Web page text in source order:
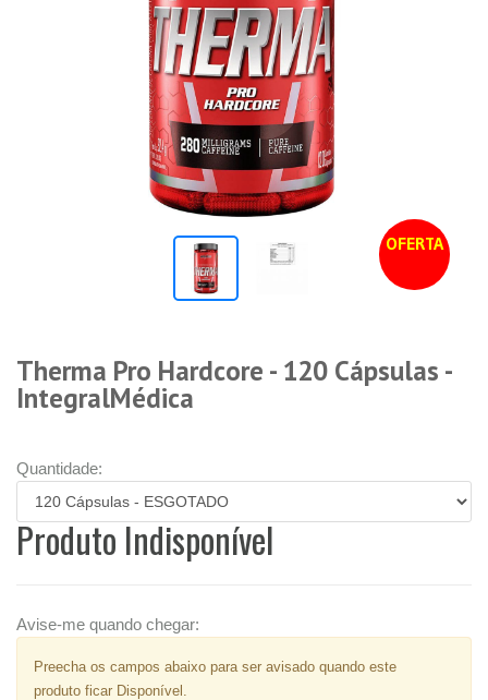
OFERTA
Therma Pro Hardcore - 120 Cápsulas -
IntegralMédica
Quantidade:
Produto Indisponível
Avise-me quando chegar:
Preecha os campos abaixo para ser avisado quando este
produto ficar Disponível.